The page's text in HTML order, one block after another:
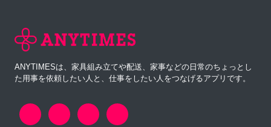
ANYTIMESは、家具組み立てや配送、家事などの日常のちょっとし
た用事を依頼したい人と、仕事をしたい人をつなげるアプリです。